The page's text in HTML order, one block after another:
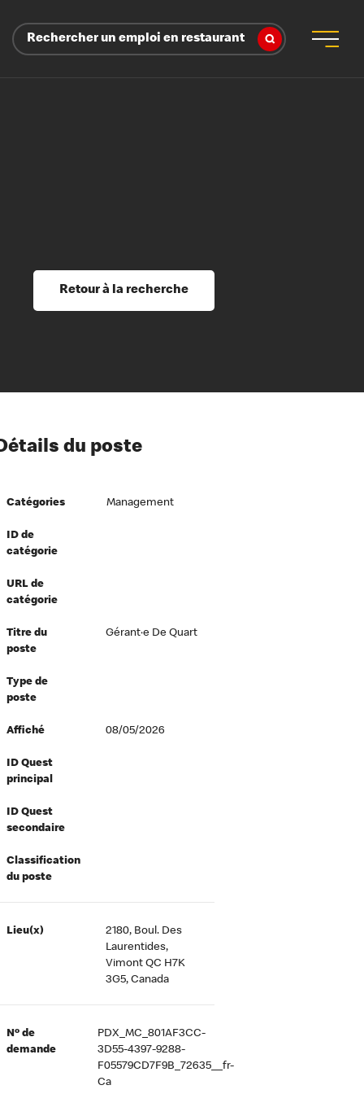
Rechercher un emploi en restaurant
et perfectionnement
du savoir
à l’égard de nos employés
directeurs
équité et inclusion
au travail
Retour à la recherche
du poste
Catégories Management
ID de
catégorie
URL de
catégorie
Titre du
poste
Gérant·e De Quart
Type de
poste
Affiché 08/05/2026
ID Quest
principal
ID Quest
secondaire
Classification
du poste
Lieu(x)
2180, Boul. Des
Laurentides,
Vimont QC H7K
3G5, Canada
Nº de
demande
PDX_MC_801AF3CC-
3D55-4397-9288-
F05579CD7F9B_72635__fr-
Ca